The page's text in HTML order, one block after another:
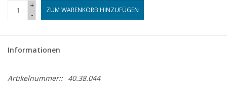
+
-
ZUM WARENKORB HINZUFÜGEN
Informationen
Artikelnummer:: 40.38.044